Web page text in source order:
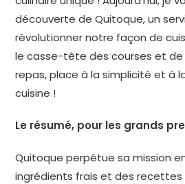
découverte de Quitoque, un
révolutionner notre façon de
le casse-tête des courses et
repas, place à la simplicité et à
cuisine !
Le résumé, pour les grands
Quitoque perpétue sa mission
ingrédients frais et des recettes